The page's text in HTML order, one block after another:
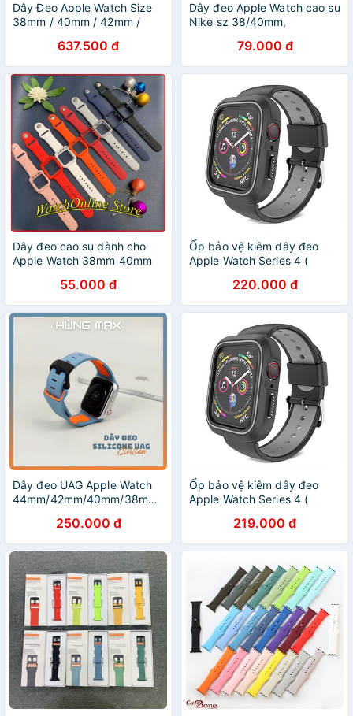
Dây Đeo Apple Watch Size
38mm / 40mm / 42mm /
637.500 đ
Dây đeo Apple Watch cao su
Nike sz 38/40mm,
79.000 đ
Dây đeo cao su dành cho
Apple Watch 38mm 40mm
55.000 đ
Ốp bảo vệ kiêm dây đeo
Apple Watch Series 4 (
220.000 đ
Dây đeo UAG Apple Watch
44mm/42mm/40mm/38mmm
250.000 đ
Ốp bảo vệ kiêm dây đeo
Apple Watch Series 4 (
219.000 đ